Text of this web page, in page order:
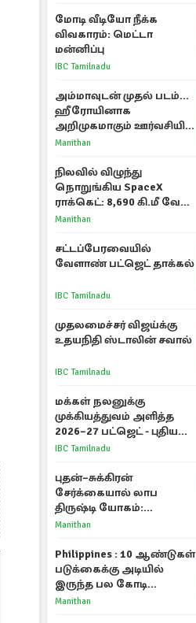
மோடி வீடியோ நீக்க
விவகாரம்: மெட்டா
மன்னிப்பு
IBC Tamilnadu
அம்மாவுடன் முதல் படம்...
ஹீரோயினாக
அறிமுகமாகும் ஊர்வசியின்
மகள் தேஜலட்சுமி!
Manithan
நிலவில் விழுந்து
நொறுங்கிய SpaceX
ராக்கெட்: 8,690 கி.மீ வேக
மோதலால் உருவான புதிய
Manithan
சட்டப்பேரவையில்
வேளாண் பட்ஜெட் தாக்கல்
IBC Tamilnadu
முதலமைச்சர் விஜய்க்கு
உதயநிதி ஸ்டாலின் சவால்
IBC Tamilnadu
மக்கள் நலனுக்கு
முக்கியத்துவம் அளித்த
2026–27 பட்ஜெட் - புதிய
நலத்திட்டங்கள்
IBC Tamilnadu
புதன்–சுக்கிரன்
சேர்க்கையால் லாப
திருஷ்டி யோகம்:
அதிர்ஷ்டம் பெறும் டாப் 3
Manithan
Philippines : 10 ஆண்டுகள்
படுக்கைக்கு அடியில்
இருந்த பல கோடி
மதிப்புள்ள அரிய முத்து!
Manithan